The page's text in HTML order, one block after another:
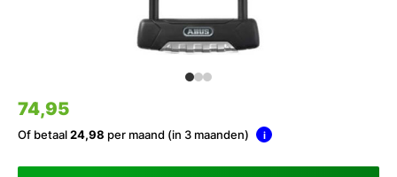
74,95
Of betaal24,98 per maand (in 3 maanden) i